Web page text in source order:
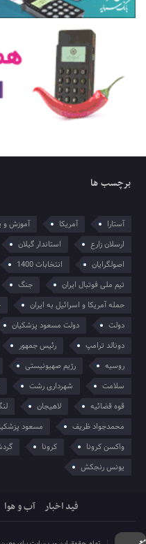
برچسب ها
آستارا آمریکا آموزش و
ارسلان زارع
استاندار گیلان
اصولگرایان
انتخابات 1400
تیم ملی فوتبال ایران
جنگ
حمله آمریکا و اسرائیل به ایران
دولت
دولت مسعود پزشکیان
دونالد ترامپ
رئیس جمهور
روسیه
رژیم صهیونیستی
سلامت
شهرداری رشت
قوه قضائیه
لاهیجان
محمدجواد ظریف
مسعود
واکسن کرونا
کرونا
یونس رنجکش
فید اخبار آب و هوا